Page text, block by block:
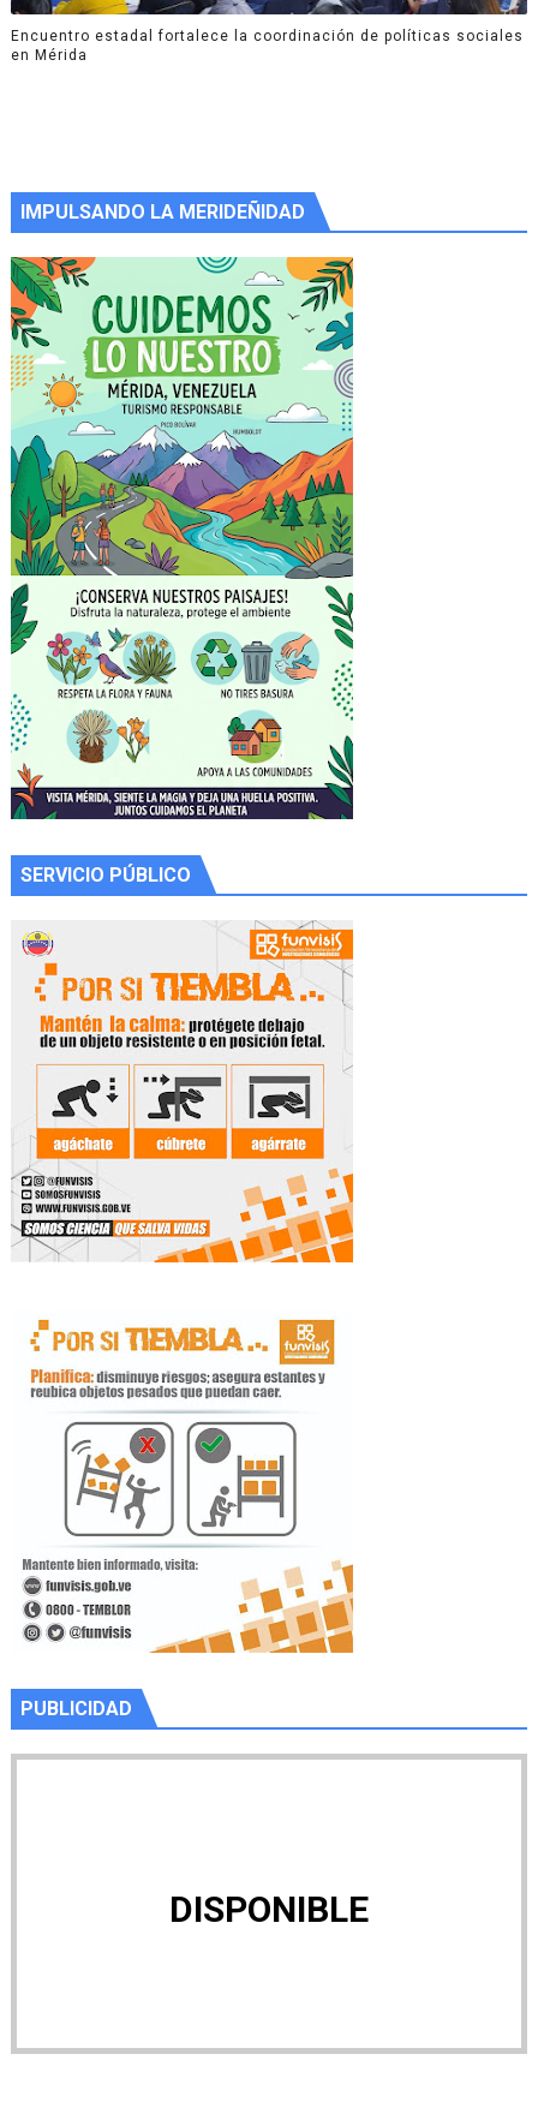
Encuentro estadal fortalece la coordinación de políticas sociales
en Mérida
IMPULSANDO LA MERIDEÑIDAD
SERVICIO PÚBLICO
PUBLICIDAD
DISPONIBLE